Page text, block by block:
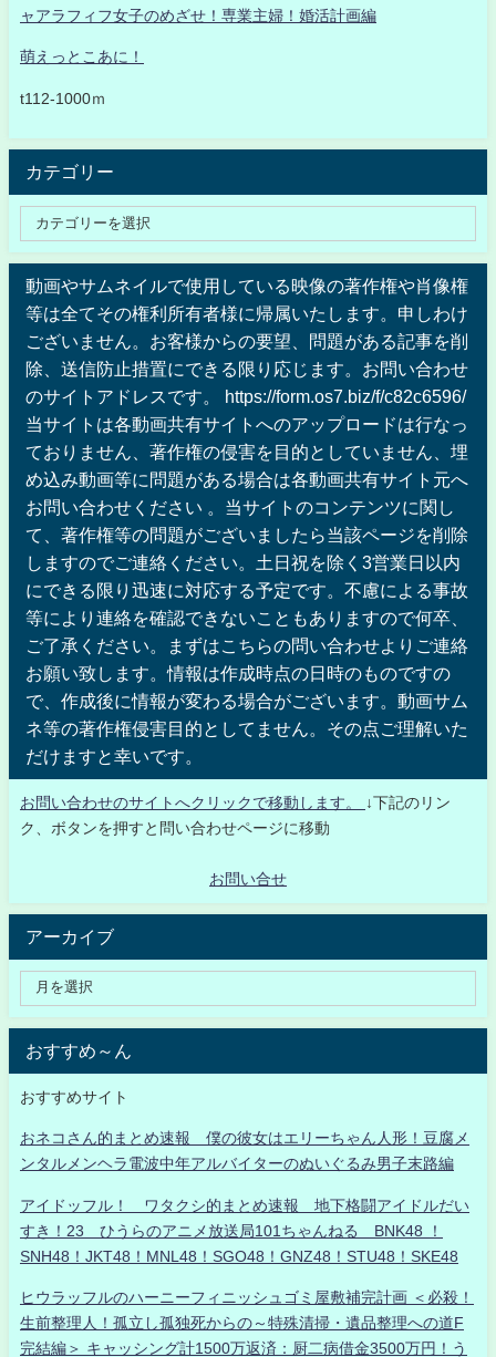
ャアラフィフ女子のめざせ！専業主婦！婚活計画編
萌えっとこあに！
t112-1000ｍ
カテゴリー
動画やサムネイルで使用している映像の著作権や肖像権
等は全てその権利所有者様に帰属いたします。申しわけ
ございません。お客様からの要望、問題がある記事を削
除、送信防止措置にできる限り応じます。お問い合わせ
のサイトアドレスです。 https://form.os7.biz/f/c82c6596/
当サイトは各動画共有サイトへのアップロードは行なっ
ておりません、著作権の侵害を目的としていません、埋
め込み動画等に問題がある場合は各動画共有サイト元へ
お問い合わせください 。当サイトのコンテンツに関し
て、著作権等の問題がございましたら当該ページを削除
しますのでご連絡ください。土日祝を除く3営業日以内
にできる限り迅速に対応する予定です。不慮による事故
等により連絡を確認できないこともありますので何卒、
ご了承ください。まずはこちらの問い合わせよりご連絡
お願い致します。情報は作成時点の日時のものですの
で、作成後に情報が変わる場合がございます。動画サム
ネ等の著作権侵害目的としてません。その点ご理解いた
だけますと幸いです。
お問い合わせのサイトへクリックで移動します。
↓下記のリン
ク、ボタンを押すと問い合わせページに移動
お問い合せ
アーカイブ
おすすめ～ん
おすすめサイト
おネコさん的まとめ速報 僕の彼女はエリーちゃん人形！豆腐メ
ンタルメンヘラ電波中年アルバイターのぬいぐるみ男子末路編
アイドッフル！ ワタクシ的まとめ速報 地下格闘アイドルだい
すき！23 ひうらのアニメ放送局101ちゃんねる BNK48 ！
SNH48！JKT48！MNL48！SGO48！GNZ48！STU48！SKE48
ヒウラッフルのハーニーフィニッシュゴミ屋敷補完計画 ＜必殺！
生前整理人！孤立し孤独死からの～特殊清掃・遺品整理への道F
完結編＞ キャッシング計1500万返済：厨二病借金3500万円！う